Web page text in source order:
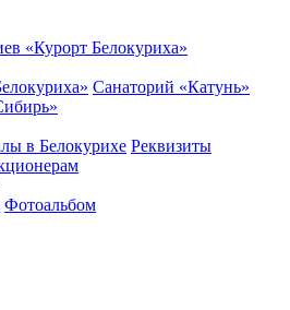
«Курорт Белокуриха»
Санаторий «Катунь»
в Белокурихе Реквизиты
Фотоальбом